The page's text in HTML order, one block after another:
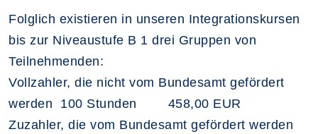
Folglich existieren in unseren Integrationskursen
bis zur Niveaustufe B 1 drei Gruppen von
Teilnehmenden:
Vollzahler, die nicht vom Bundesamt gefördert
werden 100 Stunden
458,00 EUR
Zuzahler, die vom Bundesamt gefördert werden